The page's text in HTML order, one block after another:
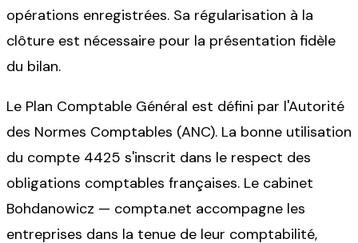
opérations enregistrées. Sa régularisation à la
clôture est nécessaire pour la présentation fidèle
du bilan.
Le Plan Comptable Général est défini par l'Autorité
des Normes Comptables (ANC). La bonne utilisation
du compte 4425 s'inscrit dans le respect des
obligations comptables françaises. Le cabinet
Bohdanowicz — compta.net accompagne les
entreprises dans la tenue de leur comptabilité,